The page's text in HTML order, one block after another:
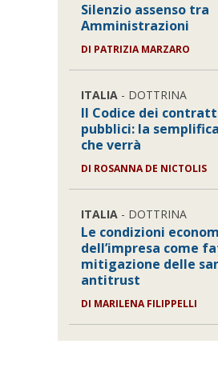
Silenzio assenso tra
Amministrazioni
DI PATRIZIA MARZARO
ITALIA - DOTTRINA
Il Codice dei
pubblici: la
che verrà
DI ROSANNA DE NICTOLIS
ITALIA - DOTTRINA
Le condizioni
dell’impresa come
mitigazione delle
antitrust
DI MARILENA FILIPPELLI